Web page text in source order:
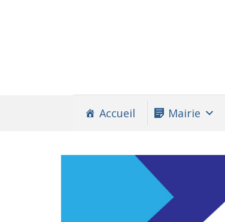
Accueil Mairie